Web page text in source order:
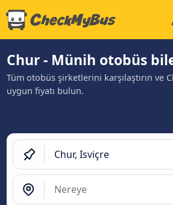
Chur - Münih otobüs
Tüm otobüs şirketlerini karşılaştırın ve
uygun fiyatı bulun.